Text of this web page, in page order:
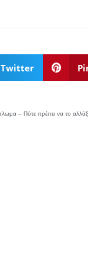
Twitter